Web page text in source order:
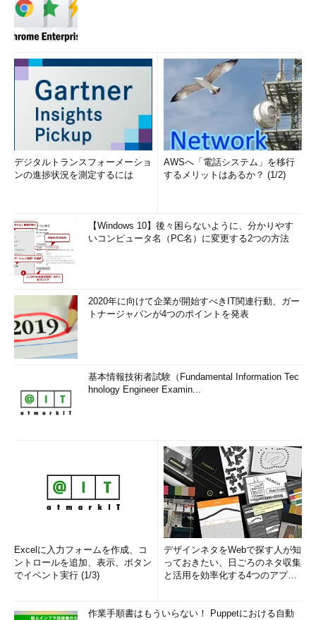
デジタルトランスフォーメーショ
ンの進捗状況を測定するには
AWSへ「電話システム」を移行
するメリットはあるか？ (1/2)
【Windows 10】後々困らないように、分かりやす
いコンピュータ名（PC名）に変更する2つの方法
2020年に向けて企業が開始すべきIT関連行動、ガー
トナージャパンが4つのポイントを発表
基本情報技術者試験（Fundamental Information Tec
hnology Engineer Examin...
Excelに入力フォームを作成、コ
ントロールを追加、表示、ボタン
でイベント実行 (1/3)
デザインネタをWebで探す人が知
っておきたい、日ごろのネタ収集
と活用を効率化する4つのアプリ
作業手順書はもういらない！ Puppetにおける自動